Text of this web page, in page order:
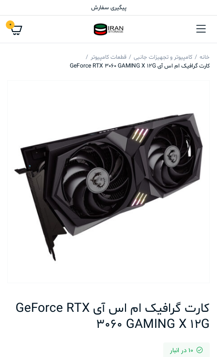
پیگیری سفارش
0
خانه کامپیوتر و تجهیزات جانبی
قطعات کامپیوتر
کارت گرافیک ام اس آی GeForce RTX 3060 GAMING X 12G
کارت گرافیک ام اس آی GeForce RTX
3060 GAMING X 12G
10 در انبار